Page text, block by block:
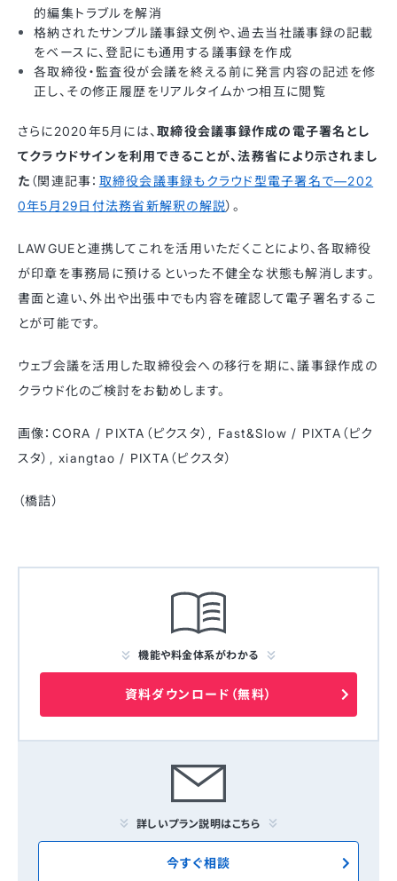
的編集トラブルを解消
格納されたサンプル議事録文例や、過去当社議事録の記載
をベースに、登記にも通用する議事録を作成
各取締役・監査役が会議を終える前に発言内容の記述を修
正し、その修正履歴をリアルタイムかつ相互に閲覧
さらに2020年5月には、取締役会議事録作成の電子署名とし
てクラウドサインを利用できることが、法務省により示されまし
た （関連記事： 取締役会議事録もクラウド型電子署名で—202
0年5月29日付法務省新解釈の解説）。
LAWGUEと連携してこれを活用いただくことにより、各取締役
が印章を事務局に預けるといった不健全な状態も解消します。
書面と違い、外出や出張中でも内容を確認して電子署名するこ
とが可能です。
ウェブ会議を活用した取締役会への移行を期に、議事録作成の
クラウド化のご検討をお勧めします。
画像：CORA / PIXTA（ピクスタ）, Fast&Slow / PIXTA（ピク
スタ）, xiangtao / PIXTA（ピクスタ）
（橋詰）
機能や料金体系がわかる
資料ダウンロード（無料）
詳しいプラン説明はこちら
今すぐ相談